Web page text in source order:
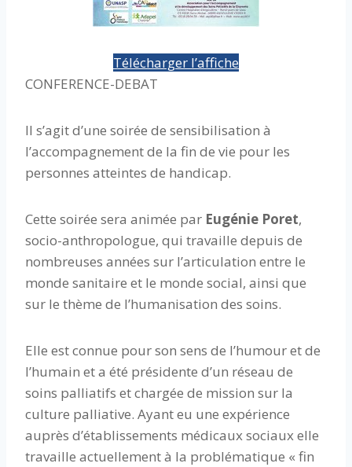
Télécharger l’affiche
CONFERENCE-DEBAT
Il s’agit d’une soirée de sensibilisation à
l’accompagnement de la fin de vie pour les
personnes atteintes de handicap.
Cette soirée sera animée par Eugénie Poret,
socio-anthropologue, qui travaille depuis de
nombreuses années sur l’articulation entre le
monde sanitaire et le monde social, ainsi que
sur le thème de l’humanisation des soins.
Elle est connue pour son sens de l’humour et de
l’humain et a été présidente d’un réseau de
soins palliatifs et chargée de mission sur la
culture palliative. Ayant eu une expérience
auprès d’établissements médicaux sociaux elle
travaille actuellement à la problématique « fin